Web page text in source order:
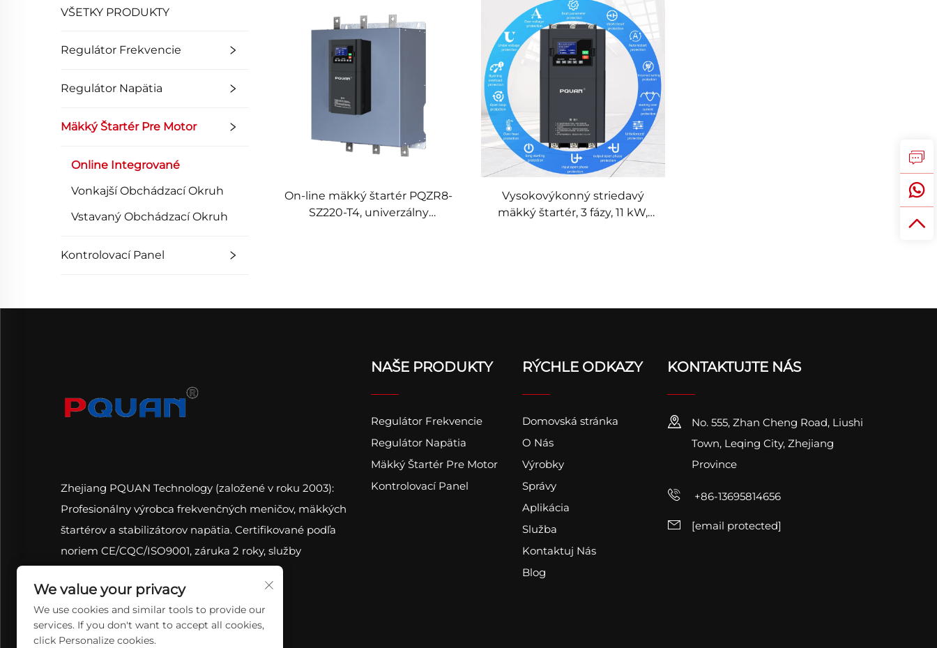
VŠETKY PRODUKTY
Regulátor Frekvencie
Regulátor Napätia
Mäkký Štartér Pre Motor
Online Integrované
Vonkajší Obchádzací Okruh
Vstavaný Obchádzací Okruh
Kontrolovací Panel
On-line mäkký štartér PQZR8-
SZ220-T4, univerzálny
Vysokovýkonný striedavý
mäkký štartér, 3 fázy, 11 kW,
Zhejiang PQUAN Technology (založené v roku 2003):
Profesionálny výrobca frekvenčných meničov, mäkkých
štartérov a stabilizátorov napätia. Certifikované podľa
noriem CE/CQC/ISO9001, záruka 2 roky, služby
NAŠE PRODUKTY
Regulátor Frekvencie
Regulátor Napätia
Mäkký Štartér Pre Motor
Kontrolovací Panel
RÝCHLE ODKAZY
Domovská stránka
O Nás
Výrobky
Správy
Aplikácia
Služba
Kontaktuj Nás
Blog
KONTAKTUJTE NÁS
No. 555, Zhan Cheng Road, Liushi
Town, Leqing City, Zhejiang
Province
+86-13695814656
[email protected]
We value your privacy
We use cookies and similar tools to provide our
services. If you don't want to accept all cookies,
click Personalize cookies.